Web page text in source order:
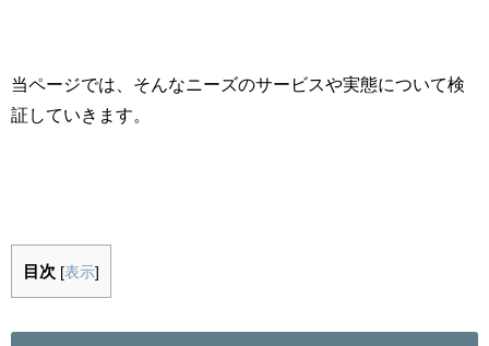
当ページでは、そんなニーズのサービスや実態について検
証していきます。
目次 [表示]